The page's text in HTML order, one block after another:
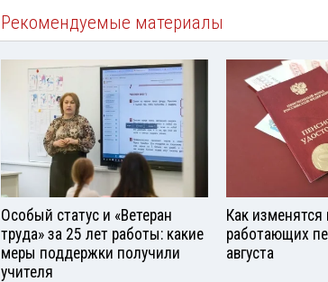
Рекомендуемые материалы
Особый статус и «Ветеран
труда» за 25 лет работы: какие
меры поддержки получили
учителя
Как изменятся
работающих
августа